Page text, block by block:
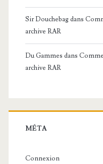
Sir Douchebagdans
archive RAR
Du Gammes dans
archive RAR
MÉTA
Connexion